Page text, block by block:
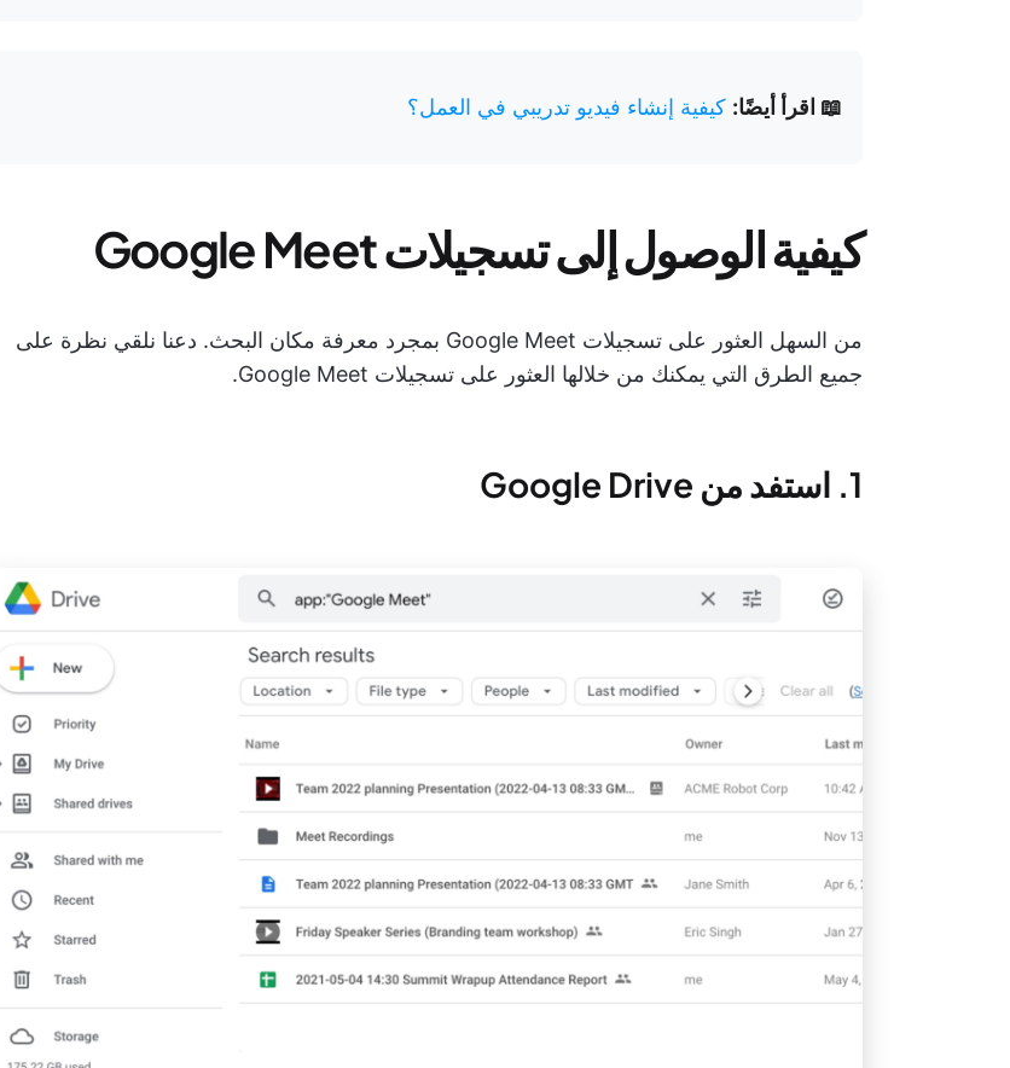
📖 اقرأ أيضًا: كيفية إنشاء فيديو تدريبي في العمل؟
كيفية الوصول إلى تسجيلات Google Meet
من السهل العثور على تسجيلات Google Meet بمجرد معرفة مكان البحث. دعنا نلقي نظرة على
جميع الطرق التي يمكنك من خلالها العثور على تسجيلات Google Meet.
1. استفد من Google Drive